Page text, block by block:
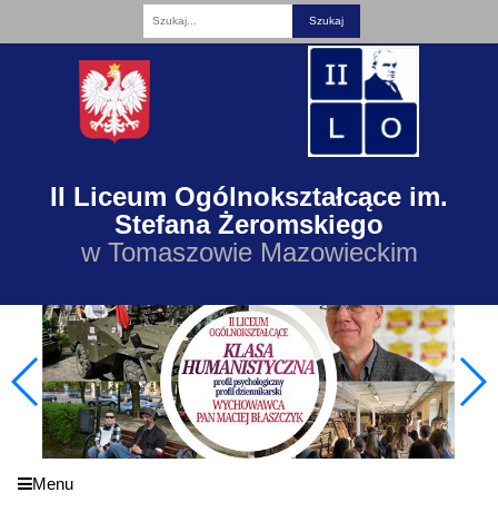
II Liceum Ogólnokształcące im.
Stefana Żeromskiego
w Tomaszowie Mazowieckim
Menu